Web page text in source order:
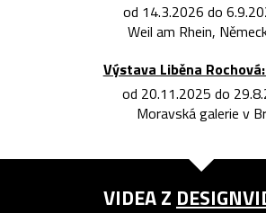
od 14.3.2026 do
Weil am Rhein,
Výstava Liběna
od 20.11.2025 do
Moravská galerie v
VIDEA Z